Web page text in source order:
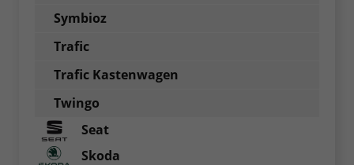
Symbioz
Trafic
Trafic Kastenwagen
Twingo
Seat
Skoda